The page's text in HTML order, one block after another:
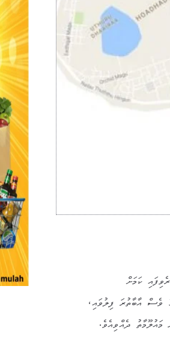
ކަމަށް
އެގޮތުން ރަށުގައި ހިމެނޭ ސަރުކާރުގެ 4 ސްކޫލުގެ ވެސް އާބާތުރަ ފިލުވައި،
ދެއްވިއެވެ.